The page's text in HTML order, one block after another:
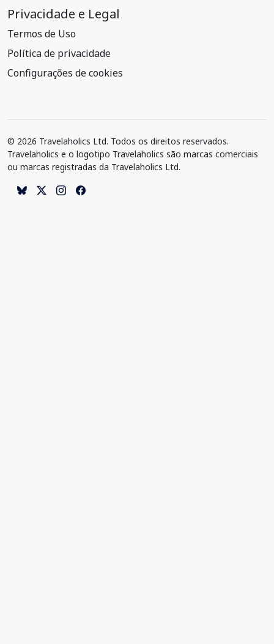
Privacidade e Legal
Termos de Uso
Política de privacidade
Configurações de cookies
© 2026 Travelaholics Ltd. Todos os direitos reservados.
Travelaholics e o logotipo Travelaholics são marcas comerciais
ou marcas registradas da Travelaholics Ltd.